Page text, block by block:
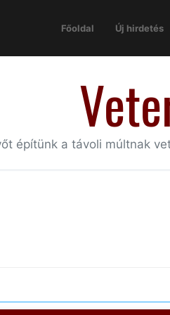
Főoldal Új hirdetés
építünk a távoli múltnak